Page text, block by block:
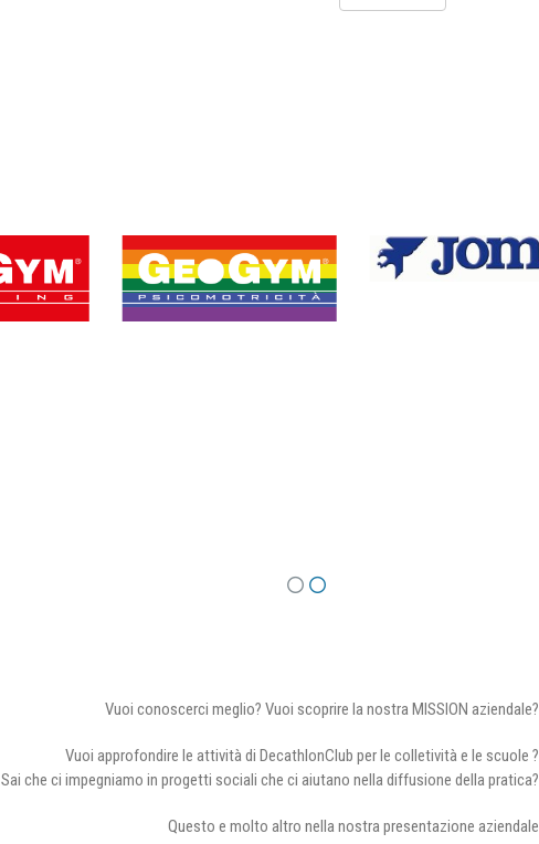
Vuoi conoscerci meglio? Vuoi scoprire la nostra MISSION aziendale?
Vuoi approfondire le attività di DecathlonClub per le colletività e le scuole ?
Sai che ci impegniamo in progetti sociali che ci aiutano nella diffusione della pratica?
Questo e molto altro nella nostra presentazione aziendale